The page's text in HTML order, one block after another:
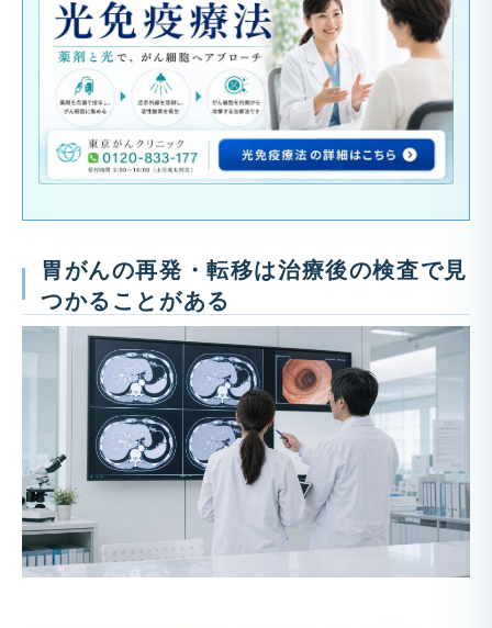
胃がんの再発・転移は治療後の検査で見
つかることがある